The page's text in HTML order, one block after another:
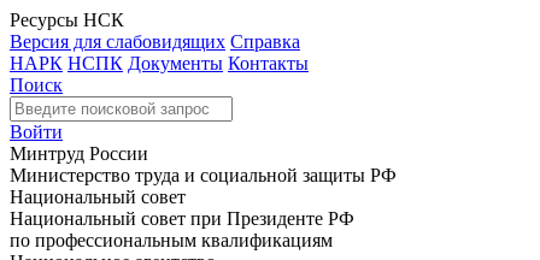
Ресурсы НСК
Версия для слабовидящих Справка
НАРК НСПК Документы Контакты
Поиск
Войти
Минтруд России
Министерство труда и социальной защиты РФ
Национальный совет
Национальный совет при Президенте РФ
по профессиональным квалификациям